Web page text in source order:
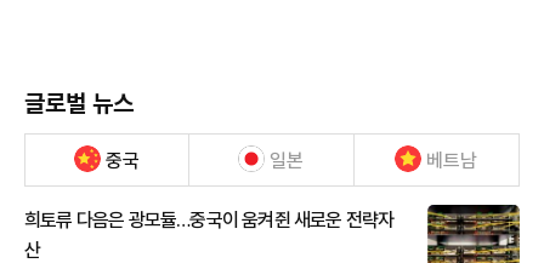
글로벌 뉴스
중국 일본 베트남
희토류 다음은 광모듈…중국이 움켜쥔 새로운 전략자
산